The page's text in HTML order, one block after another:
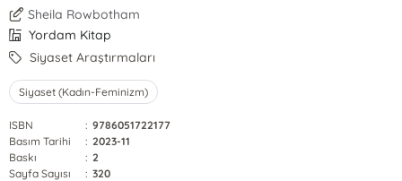
Sheila Rowbotham
Yordam Kitap
Siyaset Araştırmaları
Siyaset (Kadın-Feminizm)
ISBN : 9786051722177
Basım Tarihi
: 2023-11
Baskı
: 2
Sayfa Sayısı
: 320